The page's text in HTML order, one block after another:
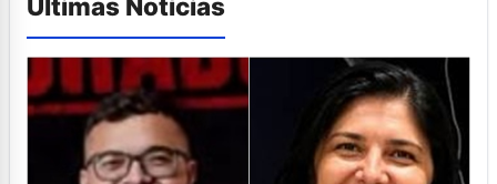
Últimas Notícias